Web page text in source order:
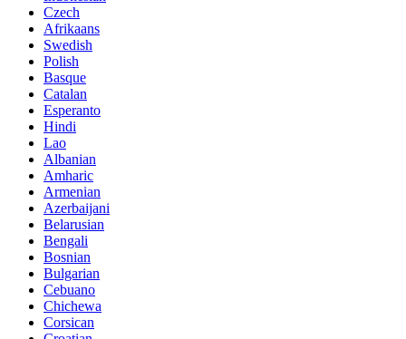
Czech
Afrikaans
Swedish
Polish
Basque
Catalan
Esperanto
Hindi
Lao
Albanian
Amharic
Armenian
Azerbaijani
Belarusian
Bengali
Bosnian
Bulgarian
Cebuano
Chichewa
Corsican